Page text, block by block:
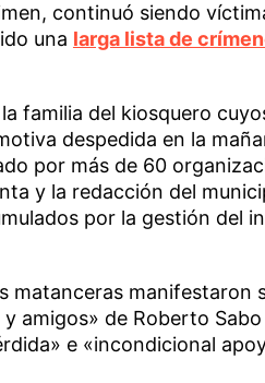
continuó siendo
una larga lista de
familia del kiosquero
despedida en la
por más de 60
y la redacción del
por la gestión del
matanceras manifestaron
amigos» de Roberto
e «incondicional